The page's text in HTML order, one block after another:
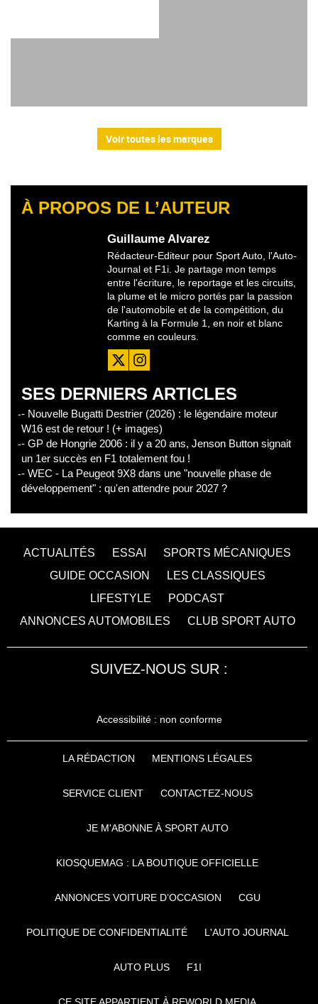
Voir toutes les marques
À PROPOS DE L’AUTEUR
Guillaume Alvarez
Rédacteur-Editeur pour Sport Auto, l'Auto-
Journal et F1i. Je partage mon temps
entre l'écriture, le reportage et les circuits,
la plume et le micro portés par la passion
de l'automobile et de la compétition, du
Karting à la Formule 1, en noir et blanc
comme en couleurs.
SES DERNIERS ARTICLES
- Nouvelle Bugatti Destrier (2026) : le légendaire moteur
W16 est de retour ! (+ images)
- GP de Hongrie 2006 : il y a 20 ans, Jenson Button signait
un 1er succès en F1 totalement fou !
- WEC - La Peugeot 9X8 dans une "nouvelle phase de
développement" : qu'en attendre pour 2027 ?
ACTUALITÉS ESSAI
SPORTS MÉCANIQUES
GUIDE OCCASION
LES CLASSIQUES
LIFESTYLE
PODCAST
ANNONCES AUTOMOBILES
CLUB SPORT AUTO
SUIVEZ-NOUS SUR :
Accessibilité : non conforme
LA RÉDACTION MENTIONS LÉGALES
SERVICE CLIENT CONTACTEZ-NOUS
JE M'ABONNE À SPORT AUTO
KIOSQUEMAG : LA BOUTIQUE OFFICIELLE
ANNONCES VOITURE D’OCCASION CGU
POLITIQUE DE CONFIDENTIALITÉ L'AUTO JOURNAL
AUTO PLUS F1I
CE SITE APPARTIENT À REWORLD MEDIA